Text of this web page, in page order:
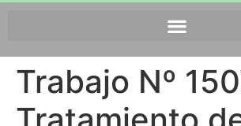
Trabajo Nº